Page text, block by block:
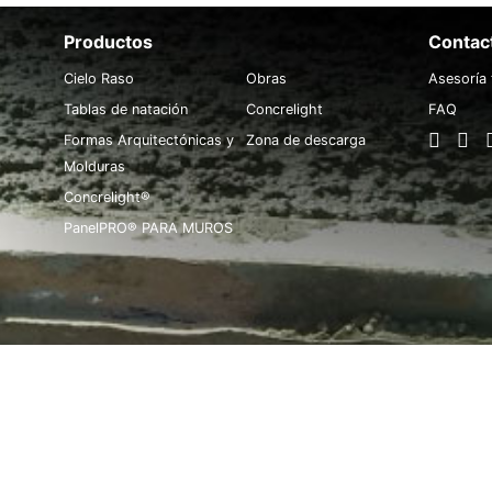
Productos
Cielo Raso
Tablas de natación
Formas Arquitectónicas y
Molduras
Concrelight®
PanelPRO® PARA MUROS
Obras
Concrelight
Zona de descarga
Asesoría
FAQ